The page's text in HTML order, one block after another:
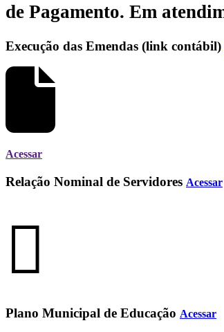
de Pagamento. Em
Execução das Emendas (link contábil)
Acessar
Relação Nominal de Servidores Acessar
Plano Municipal de Educação Acessar